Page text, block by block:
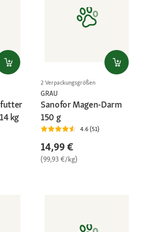
kg
2 Verpackungsgrößen
GRAU
Sanofor Magen-Darm
150 g
4.6 (51)
14,99 €
(99,93 €/kg)